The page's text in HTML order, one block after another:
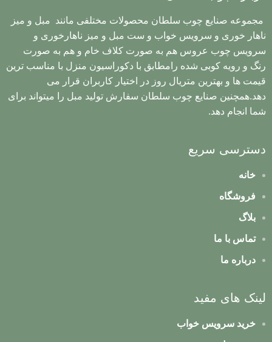
مجموعه صنایع چوب سلطان محصولات مختلفی مانند مبل و میز
ناهار خوری و سرویس خواب و ست مبل و میز ناهارخوری و
سرویس چوب عروس هم به صورت کلاف خام و هم به صورت
رنگ و رویه کوبی شده رامطابق با دکوراسیون منزل با مناسب ترین
قیمت ها و بهترین متریال روز در اختیار کاربران قرار می
دهد.همچنین صنایع چوب سلطان سفارش تولید مبل را میتواند برای
شما انجام دهد.
دسترسی سریع
خانه
فروشگاه
بلاگ
تماس با ما
درباره ما
لینک های مفید
خرید سرویس خواب